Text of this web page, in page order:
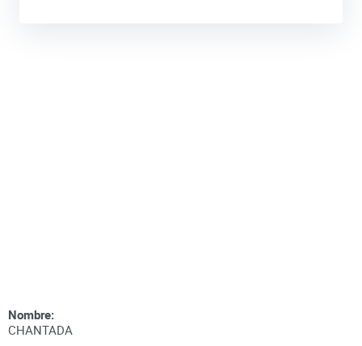
Nombre:
CHANTADA